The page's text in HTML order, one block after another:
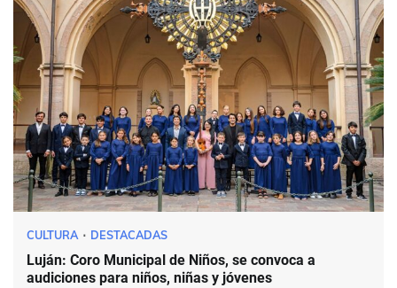
CULTURA DESTACADAS
Luján: Coro Municipal de Niños, se convoca a
audiciones para niños, niñas y jóvenes